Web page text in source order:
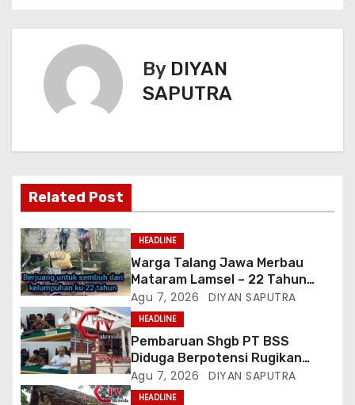
By DIYAN
SAPUTRA
Related Post
HEADLINE
Warga Talang Jawa Merbau
Mataram Lamsel – 22 Tahun
Lumpuh Vina Agustina Viral Di
Tiktok Inginkan Kursi Roda
Listrik, Kepala Perwakilan
Provinsi Lampung Media
Cakrawala Tv Meminta Pemda
Lamsel Bertindak
Agu 7, 2026 DIYAN SAPUTRA
HEADLINE
Pembaruan Shgb PT BSS
Diduga Berpotensi Rugikan
Negara, Kementrian ATR/BPN Di
Gugat Di PTUN Jakarta
Agu 7, 2026 DIYAN SAPUTRA
HEADLINE